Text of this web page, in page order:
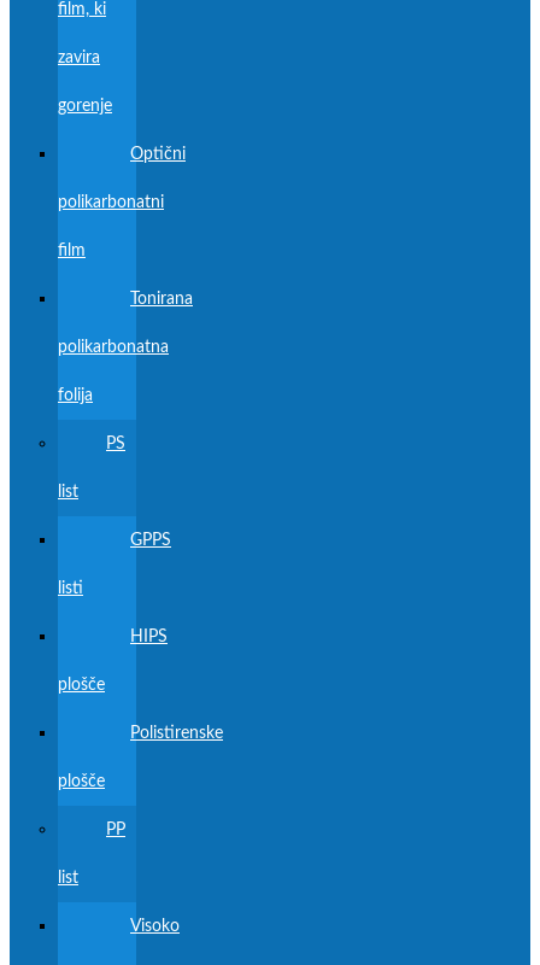
film, ki
zavira
gorenje
Optični
polikarbonatni
film
Tonirana
polikarbonatna
folija
PS
list
GPPS
listi
HIPS
plošče
Polistirenske
plošče
PP
list
Visoko